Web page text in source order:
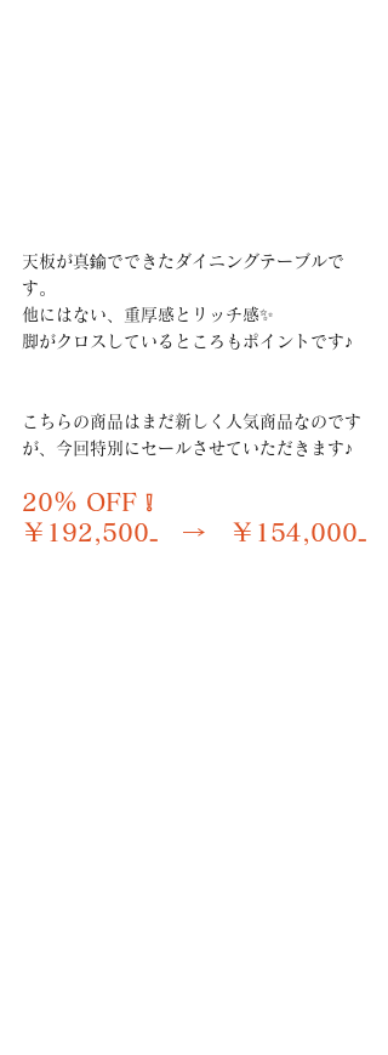
天板が真鍮でできたダイニングテーブルで
す。
他にはない、重厚感とリッチ感✨
脚がクロスしているところもポイントです♪
こちらの商品はまだ新しく人気商品なのです
が、今回特別にセールさせていただきます♪
20％ OFF ❕
￥192,500₋　→　￥154,000₋